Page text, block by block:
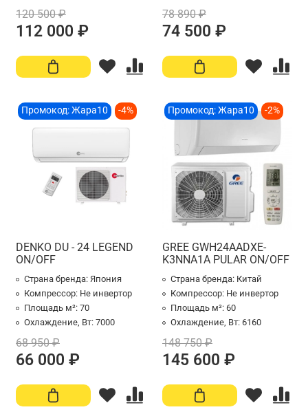
120 500 ₽
112 000 ₽
78 890 ₽
74 500 ₽
Промокод: Жара10 -4%
DENKO DU - 24 LEGEND
ON/OFF
Страна бренда: Япония
Компрессор: Не инвертор
Площадь м²: 70
Охлаждение, Вт: 7000
68 950 ₽
66 000 ₽
Промокод: Жара10 -2%
GREE GWH24AADXE-
K3NNA1A PULAR ON/OFF
Страна бренда: Китай
Компрессор: Не инвертор
Площадь м²: 60
Охлаждение, Вт: 6160
148 750 ₽
145 600 ₽